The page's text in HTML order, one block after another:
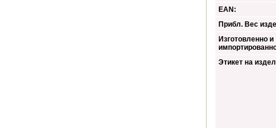
EAN:
Прибл. Вес
Изготовленно и
Этикет на